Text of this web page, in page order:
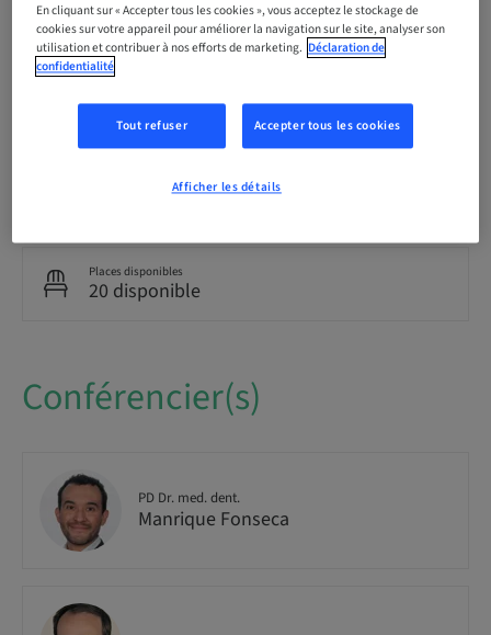
Allemand
4.00 Points
Places disponibles
20 disponible
Conférencier(s)
PD Dr. med. dent.
Manrique Fonseca
En cliquant sur « Accepter tous les cookies », vous acceptez le stockage de
cookies sur votre appareil pour améliorer la navigation sur le site, analyser son
utilisation et contribuer à nos efforts de marketing. Déclaration de
confidentialité
Tout refuser Accepter tous les cookies
Afficher les détails